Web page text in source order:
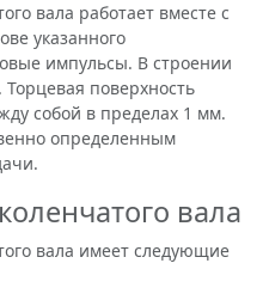
вала работает вместе с
указанного
импульсы. В строении
поверхность
собой в пределах 1 мм.
определенным
вала
вала имеет следующие